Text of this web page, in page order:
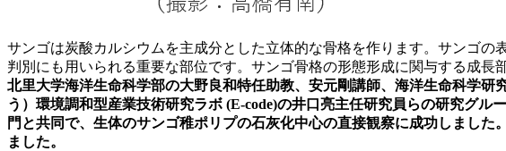
サンゴは炭酸カルシウムを主成分とした立体的な骨格を作ります。サンゴ
判別にも用いられる重要な部位です。サンゴ骨格の形態形成に関与する成
北里大学海洋生命科学部の大野良和特任助教、安元剛講師、海洋生命科学
う）環境調和型産業技術研究ラボ (E-code)の井口亮主任研究員らの研究グ
門と共同で、生体のサンゴ稚ポリプの石灰化中心の直接観察に成功しました
ました。